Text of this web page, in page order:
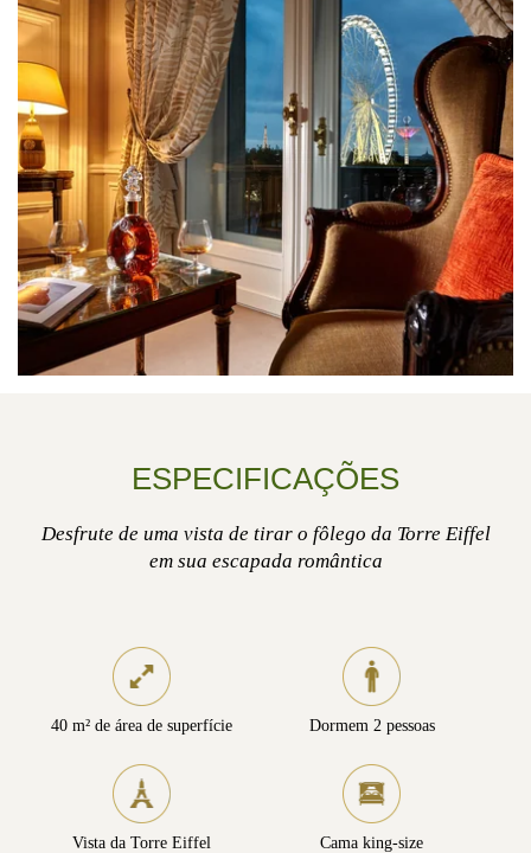
ESPECIFICAÇÕES
Desfrute de uma vista de tirar o fôlego da Torre Eiffel
em sua escapada romântica
40 m² de área de superfície Dormem 2 pessoas
Vista da Torre Eiffel Cama king-size